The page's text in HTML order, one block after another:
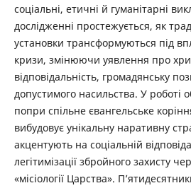
соціальні, етичні й гуманітарні
дослідженні простежується, як
установки трансформуються під
кризи, змінюючи уявлення про
відповідальність, громадянську
допустимого насильства. У роботі
попри спільне євангельське
вибудовує унікальну наративну
акцентують на соціальній
легітимізації збройного захисту
«місіології Царства».